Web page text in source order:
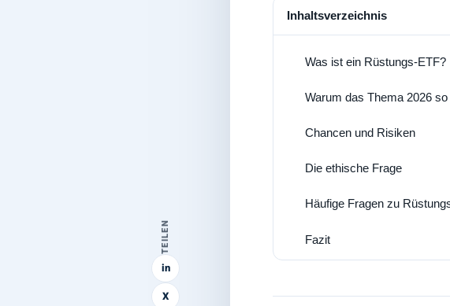
TEILEN
in
X
Inhaltsverzeichnis
Was ist ein Rüstungs-ETF?
Warum das Thema 2026
Chancen und Risiken
Die ethische Frage
Häufige Fragen zu
Fazit